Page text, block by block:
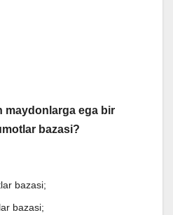
maydonlarga ega bir
bazasi?
bazasi;
bazasi;